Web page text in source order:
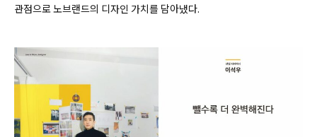
관점으로 노브랜드의 디자인 가치를 담아냈다.